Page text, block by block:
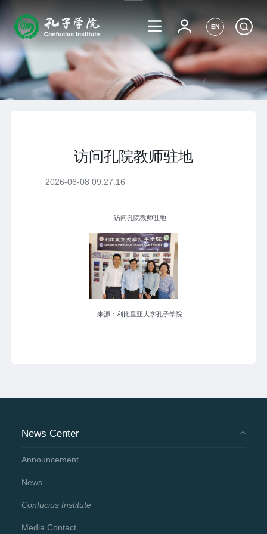
EN
访问孔院教师驻地
2026-06-08 09:27:16
访问孔院教师驻地
来源：利比里亚大学孔子学院
News Center
Announcement
News
Confucius Institute
Media Contact